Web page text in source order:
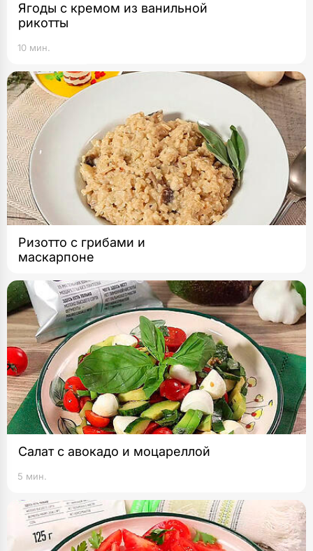
Ягоды с кремом из ванильной
рикотты
10 мин.
Ризотто с грибами и
маскарпоне
Салат с авокадо и моцареллой
5 мин.